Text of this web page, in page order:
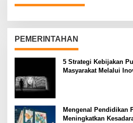
PEMERINTAHAN
5 Strategi Kebijakan
Masyarakat Melalui
Mengenal Pendidikan
Meningkatkan